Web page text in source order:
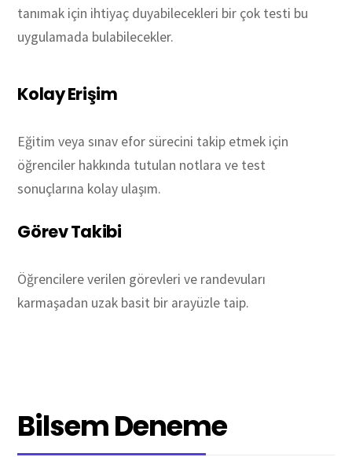
tanımak için ihtiyaç duyabilecekleri bir çok testi bu
uygulamada bulabilecekler.
Kolay Erişim
Eğitim veya sınav efor sürecini takip etmek için
öğrenciler hakkında tutulan notlara ve test
sonuçlarına kolay ulaşım.
Görev Takibi
Öğrencilere verilen görevleri ve randevuları
karmaşadan uzak basit bir arayüzle taip.
Bilsem Deneme